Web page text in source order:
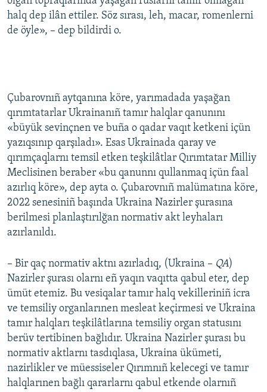
halq dep ilân ettiler. Söz sırası, leh, macar, romenlerni
de öyle», – dep bildirdi o.
Çubarovnıñ aytqanına köre, yarımadada yaşağan
qırımtatarlar Ukrainanıñ tamır halqlar qanunını
«büyük sevinçnen ve buña o qadar vaqıt ketkeni içün
yazıqsınıp qarşıladı». Esas Ukrainada qaray ve
qırımçaqlarnı temsil etken teşkilâtlar Qırımtatar Milliy
Meclisinen beraber «bu qanunnı qullanmaq içün faal
azırlıq köre», dep ayta o. Çubarovnıñ malümatına köre,
2022 senesiniñ başında Ukraina Nazirler şurasına
berilmesi planlaştırılğan normativ akt leyhaları
azırlanıldı.
– Bir qaç normativ aktnı azırladıq, (Ukraina – QA)
Nazirler şurası olarnı eñ yaqın vaqıtta qabul eter, dep
ümüt etemiz. Bu vesiqalar tamır halq vekilleriniñ icra
ve temsiliy organlarınen mesleat keçirmesi ve Ukraina
tamır halqları teşkilâtlarına temsiliy organ statusını
berüv tertibinen bağlıdır. Ukraina Nazirler şurası bu
normativ aktlarnı tasdıqlasa, Ukraina ükümeti,
nazirlikler ve müessiseler Qırımnıñ kelecegi ve tamır
halqlarınen bağlı qararlarnı qabul etkende olarnıñ